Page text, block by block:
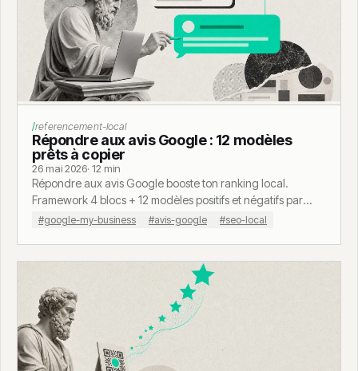
referencement-local
Répondre aux avis Google : 12 modèles
prêts à copier
26 mai 2026· 12 min
Répondre aux avis Google booste ton ranking local.
Framework 4 blocs + 12 modèles positifs et négatifs par
secteur, prêts à copier.
#google-my-business #avis-google #seo-local